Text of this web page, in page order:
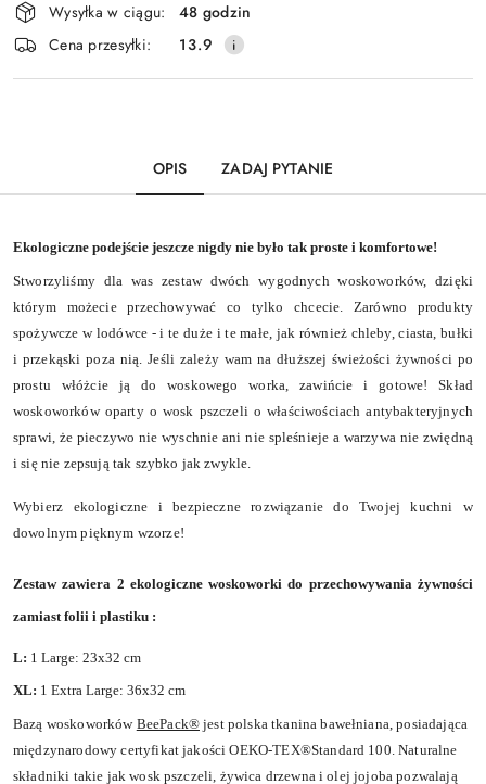
Wyślij
i
dostawa
Wysyłka w ciągu:
48 godzin
Cena przesyłki:
13.9
OPIS ZADAJ PYTANIE
Ekologiczne podejście jeszcze nigdy nie było tak proste i komfortowe!
Stworzyliśmy dla was zestaw dwóch wygodnych woskoworków, dzięki
którym możecie przechowywać co tylko chcecie. Zarówno produkty
spożywcze w lodówce - i te duże i te małe, jak również chleby, ciasta, bułki
i przekąski poza nią. Jeśli zależy wam na dłuższej świeżości żywności po
prostu włóżcie ją do woskowego worka, zawińcie i gotowe! Skład
woskoworków oparty o wosk pszczeli o właściwościach antybakteryjnych
sprawi, że pieczywo nie wyschnie ani nie spleśnieje a warzywa nie zwiędną
i się nie zepsują tak szybko jak zwykle.
Wybierz ekologiczne i bezpieczne rozwiązanie do Twojej kuchni w
dowolnym pięknym wzorze!
Zestaw zawiera 2 ekologiczne woskoworki do przechowywania żywności
zamiast folii i plastiku :
L: 1 Large: 23x32 cm
XL: 1 Extra Large: 36x32 cm
Bazą woskoworków BeePack® jest polska tkanina bawełniana, posiadająca
międzynarodowy certyfikat jakości OEKO-TEX®Standard 100. Naturalne
składniki takie jak wosk pszczeli, żywica drzewna i olej jojoba pozwalają